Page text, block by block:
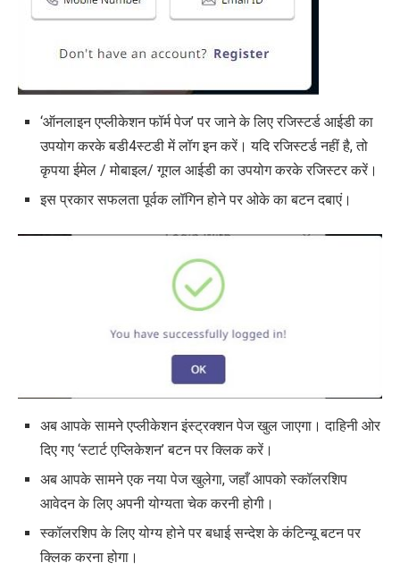
‘ऑनलाइन एप्लीकेशन फॉर्म पेज’ पर जाने के लिए रजिस्टर्ड आईडी का
उपयोग करके बडी4स्टडी में लॉग इन करें। यदि रजिस्टर्ड नहीं है, तो
कृपया ईमेल / मोबाइल/ गूगल आईडी का उपयोग करके रजिस्टर करें।
इस प्रकार सफलता पूर्वक लॉगिन होने पर ओके का बटन दबाएं।
अब आपके सामने एप्लीकेशन इंस्ट्रक्शन पेज खुल जाएगा। दाहिनी ओर
दिए गए ‘स्टार्ट एप्लिकेशन’ बटन पर क्लिक करें।
अब आपके सामने एक नया पेज खुलेगा, जहाँ आपको स्कॉलरशिप
आवेदन के लिए अपनी योग्यता चेक करनी होगी।
स्कॉलरशिप के लिए योग्य होने पर बधाई सन्देश के कंटिन्यू बटन पर
क्लिक करना होगा।